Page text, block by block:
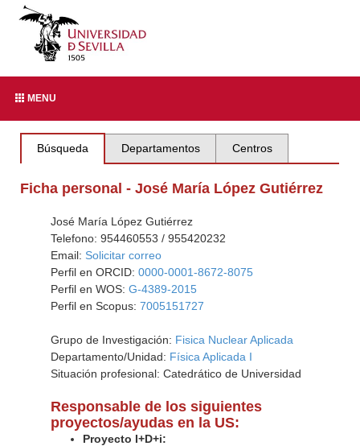
MENU
Búsqueda Departamentos Centros
Ficha personal - José María López Gutiérrez
José María López Gutiérrez
Telefono: 954460553 / 955420232
Email: Solicitar correo
Perfil en ORCID: 0000-0001-8672-8075
Perfil en WOS: G-4389-2015
Perfil en Scopus: 7005151727
Grupo de Investigación: Fisica Nuclear Aplicada
Departamento/Unidad: Física Aplicada I
Situación profesional: Catedrático de Universidad
Responsable de los siguientes
proyectos/ayudas en la US:
Proyecto I+D+i: